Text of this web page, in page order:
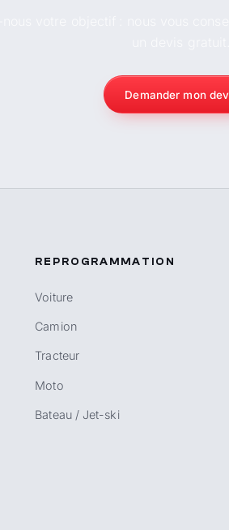
Demander mon
REPROGRAMMATION
Voiture
Camion
Tracteur
Moto
Bateau / Jet-ski